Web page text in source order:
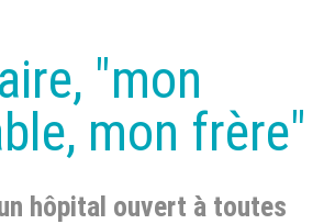
"mon
mon frère"
hôpital ouvert à toutes